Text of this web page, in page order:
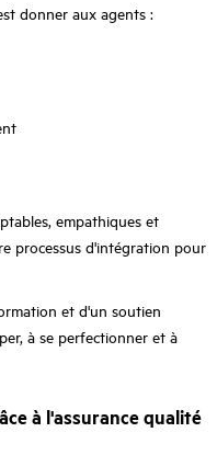
donner aux agents :
empathiques et
processus d'intégration pour
et d'un soutien
à se perfectionner et à
à l'assurance qualité